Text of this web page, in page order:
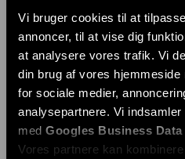
Vi bruger cookies til at
annoncer, til at vise dig
at analysere vores trafik. Vi
din brug af vores
for sociale medier,
analysepartnere. Vi
med Googles Business
Vores partnere kan